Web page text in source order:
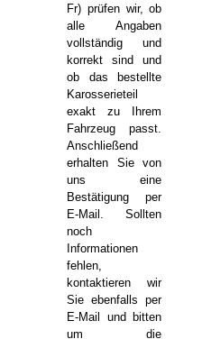
Fr) prüfen wir, ob
alle Angaben
vollständig und
korrekt sind und
ob das bestellte
Karosserieteil
exakt zu Ihrem
Fahrzeug passt.
Anschließend
erhalten Sie von
uns eine
Bestätigung per
E-Mail. Sollten
noch
Informationen
fehlen,
kontaktieren wir
Sie ebenfalls per
E-Mail und bitten
um die